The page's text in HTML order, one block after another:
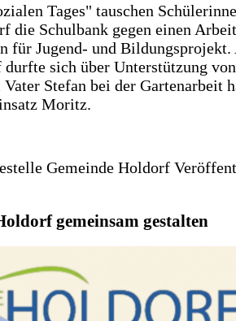
Tages" tauschen
die Schulbank gegen einen
für Jugend- und Bildungsprojekt.
durfte sich über Unterstützung
Vater Stefan bei der Gartenarbeit
Moritz.
Gemeinde Holdorf
gemeinsam gestalten